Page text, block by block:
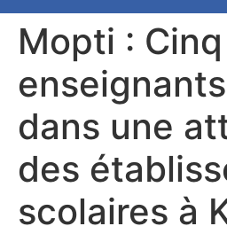
Mopti : Cinq
dans une
des
scolaires à